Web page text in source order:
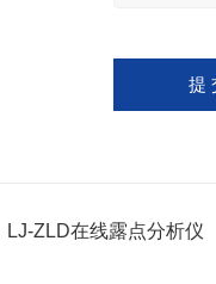
LJ-ZLD在线露点分析仪